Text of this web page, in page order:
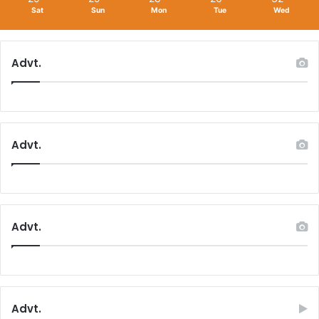
Sat Sun Mon Tue Wed
Advt.
Advt.
Advt.
Advt.